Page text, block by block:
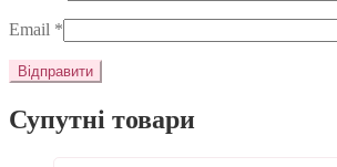
Email *
Супутні товари